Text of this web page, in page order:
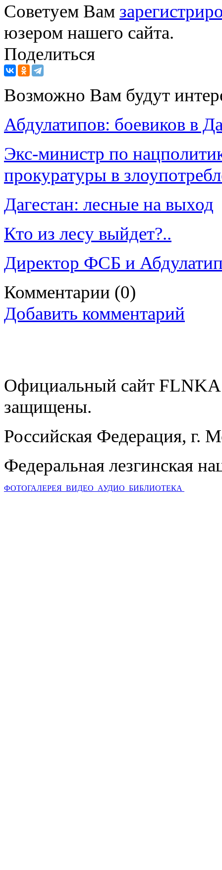
Советуем Вам
юзером нашего сайта.
Поделиться
Возможно Вам будут
Абдулатипов: боевиков в
Экс-министр по
прокуратуры в
Дагестан: лесные на выход
Кто из лесу выйдет?..
Директор ФСБ и
Комментарии (0)
Добавить комментарий
Официальный сайт
защищены.
Российская Федерация, г.
Федеральная лезгинская
ФОТОГАЛЕРЕЯ ВИДЕО АУДИО БИБЛИОТЕКА